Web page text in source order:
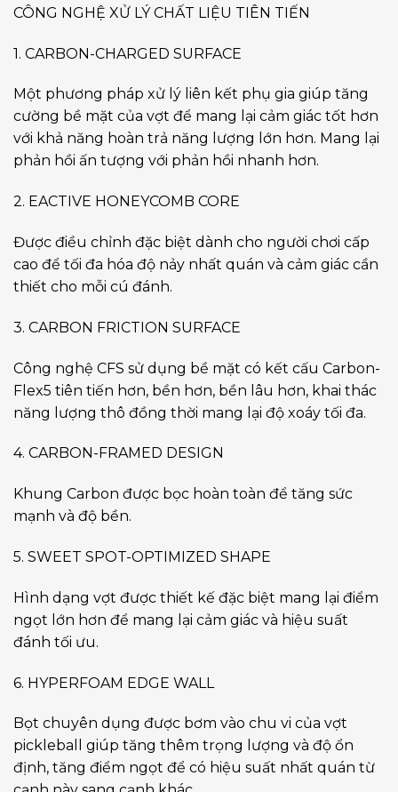
CÔNG NGHỆ XỬ LÝ CHẤT LIỆU TIÊN TIẾN
1. CARBON-CHARGED SURFACE
Một phương pháp xử lý liên kết phụ gia giúp tăng
cường bề mặt của vợt để mang lại cảm giác tốt hơn
với khả năng hoàn trả năng lượng lớn hơn. Mang lại
phản hồi ấn tượng với phản hồi nhanh hơn.
2. EACTIVE HONEYCOMB CORE
Được điều chỉnh đặc biệt dành cho người chơi cấp
cao để tối đa hóa độ nảy nhất quán và cảm giác cần
thiết cho mỗi cú đánh.
3. CARBON FRICTION SURFACE
Công nghệ CFS sử dụng bề mặt có kết cấu Carbon-
Flex5 tiên tiến hơn, bền hơn, bền lâu hơn, khai thác
năng lượng thô đồng thời mang lại độ xoáy tối đa.
4. CARBON-FRAMED DESIGN
Khung Carbon được bọc hoàn toàn để tăng sức
mạnh và độ bền.
5. SWEET SPOT-OPTIMIZED SHAPE
Hình dạng vợt được thiết kế đặc biệt mang lại điểm
ngọt lớn hơn để mang lại cảm giác và hiệu suất
đánh tối ưu.
6. HYPERFOAM EDGE WALL
Bọt chuyên dụng được bơm vào chu vi của vợt
pickleball giúp tăng thêm trọng lượng và độ ổn
định, tăng điểm ngọt để có hiệu suất nhất quán từ